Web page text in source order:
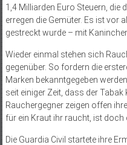
1,4 Milliarden Euro Steuern, die
erregen die Gemüter. Es ist vor
gestreckt wurde – mit
Wieder einmal stehen sich
gegenüber. So fordern die
Marken bekanntgegeben
seit einiger Zeit, dass der
Rauchergegner zeigen offen
für ein Kraut ihr raucht, ist doch
Die Guardia Civil startete ihre